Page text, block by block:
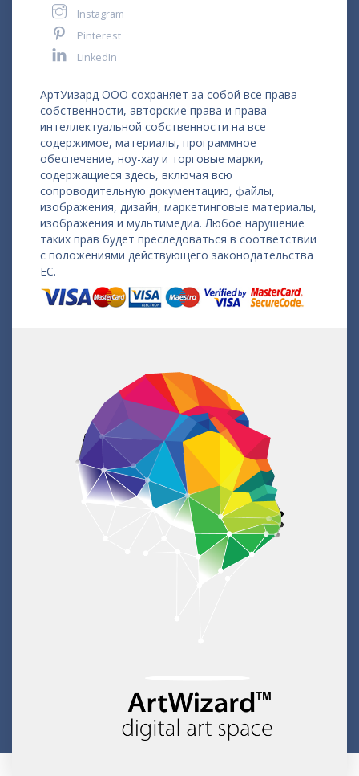
Instagram
Pinterest
LinkedIn
АртУизард ООО сохраняет за собой все права
собственности, авторские права и права
интеллектуальной собственности на все
содержимое, материалы, программное
обеспечение, ноу-хау и торговые марки,
содержащиеся здесь, включая всю
сопроводительную документацию, файлы,
изображения, дизайн, маркетинговые материалы,
изображения и мультимедиа. Любое нарушение
таких прав будет преследоваться в соответствии
с положениями действующего законодательства
ЕС.